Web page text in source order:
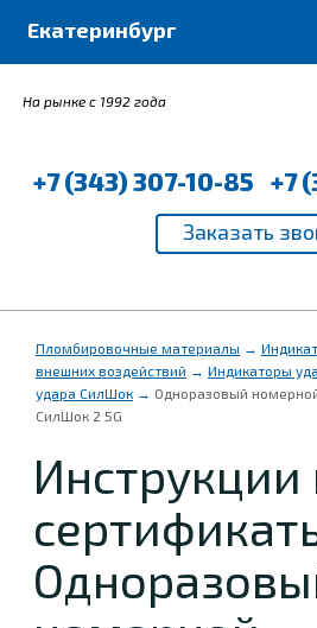
На рынке с 1992 года
+7 (343) 307-10-85 +7
Пломбировочные материалы →
внешних воздействий → Индикаторы
удара СилШок → Одноразовый
СилШок 2 5G
Инструкции